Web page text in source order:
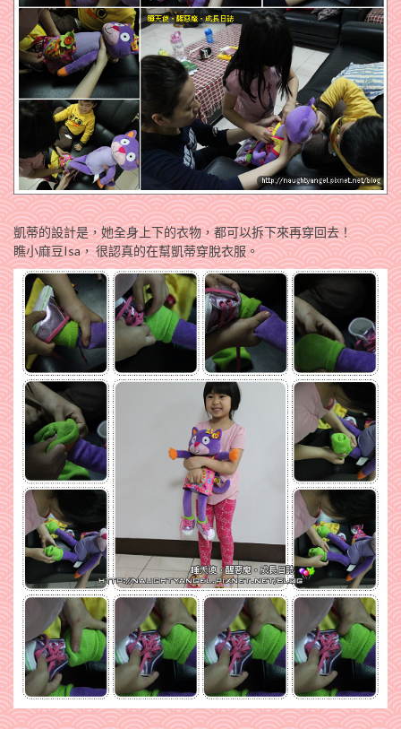
凱蒂的設計是，她全身上下的衣物，都可以拆下來再穿回去！
瞧小麻豆Isa， 很認真的在幫凱蒂穿脫衣服。